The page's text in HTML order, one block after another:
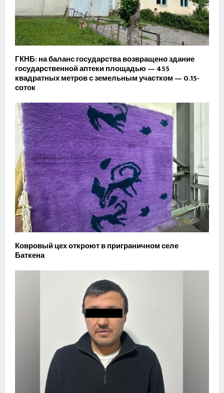
ГКНБ: на баланс государства возвращено здание
государственной аптеки площадью — 455
квадратных метров с земельным участком — 0.15-
соток
Ковровый цех откроют в приграничном селе
Баткена